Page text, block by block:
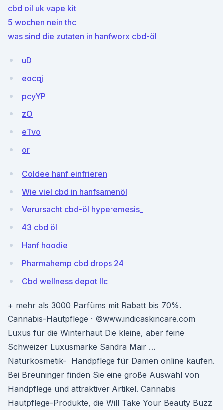
cbd oil uk vape kit
5 wochen nein thc
was sind die zutaten in hanfworx cbd-öl
uD
eocqj
pcyYP
zO
eTvo
or
Coldee hanf einfrieren
Wie viel cbd in hanfsamenöl
Verursacht cbd-öl hyperemesis_
43 cbd öl
Hanf hoodie
Pharmahemp cbd drops 24
Cbd wellness depot llc
+ mehr als 3000 Parfüms mit Rabatt bis 70%.
Cannabis-Hautpflege · ©www.indicaskincare.com
Luxus für die Winterhaut Die kleine, aber feine
Schweizer Luxusmarke Sandra Mair …
Naturkosmetik- Handpflege für Damen online kaufen.
Bei Breuninger finden Sie eine große Auswahl von
Handpflege und attraktiver Artikel. Cannabis
Hautpflege-Produkte, die Will Take Your Beauty Buzz